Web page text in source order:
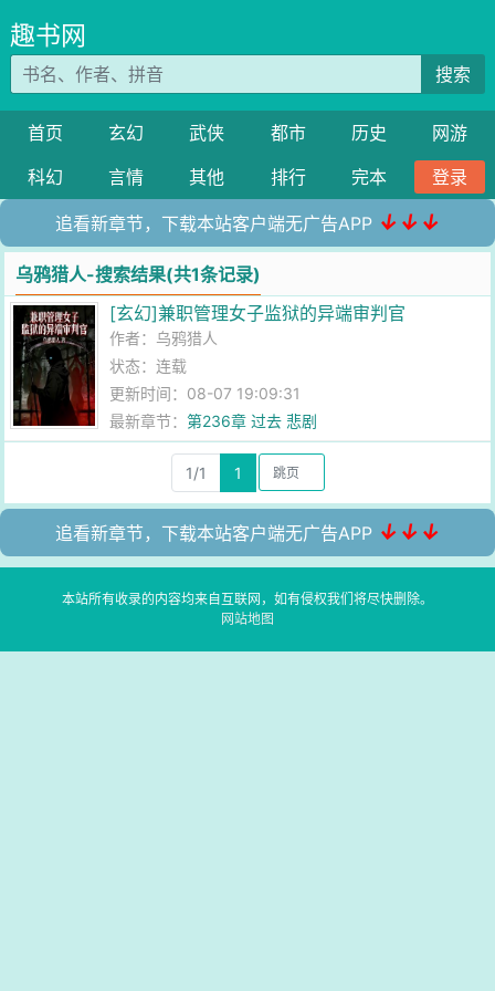
趣书网
搜索
首页 玄幻 武侠 都市 历史
网游
科幻
言情 其他 排行 完本 登录
追看新章节，下载本站客户端无广告APP ↓↓↓
乌鸦猎人-搜索结果(共1条记录)
[玄幻]兼职管理女子监狱的异端审判官
作者： 乌鸦猎人
状态：连载
更新时间：08-07 19:09:31
最新章节：第236章 过去 悲剧
1/1 1
追看新章节，下载本站客户端无广告APP ↓↓↓
本站所有收录的内容均来自互联网，如有侵权我们将尽快删除。
网站地图